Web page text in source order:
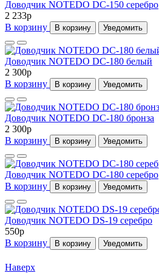
Доводчик NOTEDO DC-150 серебро
2 233p
В корзину
В корзину Уведомить
Доводчик NOTEDO DC-180 белый
2 300p
В корзину
В корзину Уведомить
Доводчик NOTEDO DC-180 бронза
2 300p
В корзину
В корзину Уведомить
Доводчик NOTEDO DC-180 серебро
В корзину
В корзину Уведомить
Доводчик NOTEDO DS-19 серебро
550p
В корзину
В корзину Уведомить
Наверх